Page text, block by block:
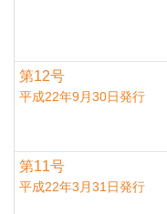
第12号
平成22年9月30日発行
第11号
平成22年3月31日発行